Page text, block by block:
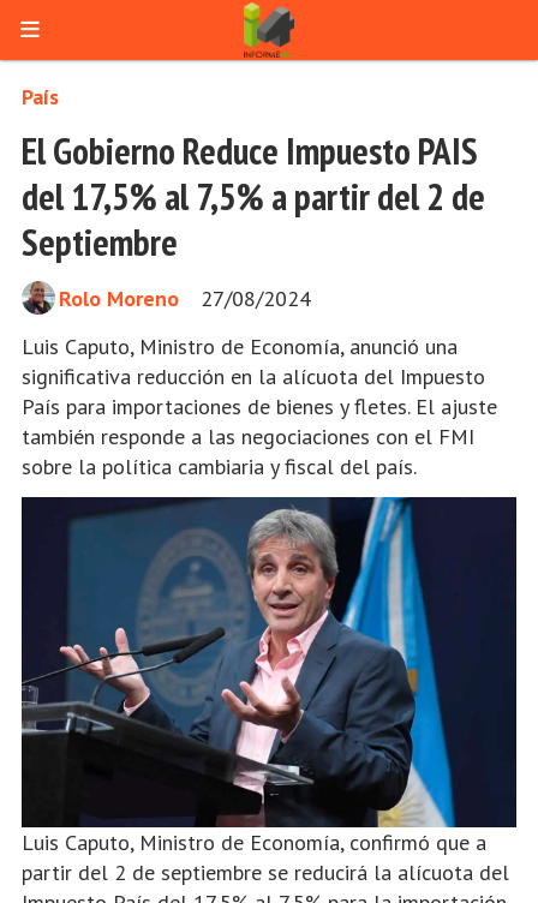
El Gobierno Reduce Impuesto PAIS
del 17,5% al 7,5% a partir del 2 de
Septiembre
Luis Caputo, Ministro de Economía, anunció una
significativa reducción en la alícuota del Impuesto
País para importaciones de bienes y fletes. El ajuste
también responde a las negociaciones con el FMI
sobre la política cambiaria y fiscal del país.
País
27/08/2024
Rolo Moreno
Luis Caputo, Ministro de Economía, confirmó que a
partir del 2 de septiembre se reducirá la alícuota del